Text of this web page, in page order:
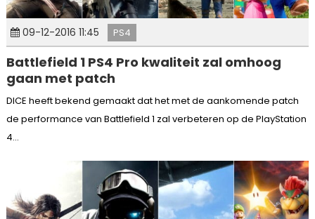
09-12-2016 11:45 PS4
Battlefield 1 PS4 Pro kwaliteit zal omhoog
gaan met patch
DICE heeft bekend gemaakt dat het met de aankomende patch
de performance van Battlefield 1 zal verbeteren op de PlayStation
4...